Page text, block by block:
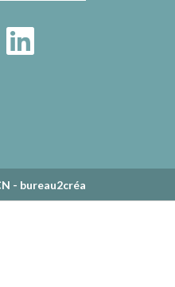
- bureau2créa